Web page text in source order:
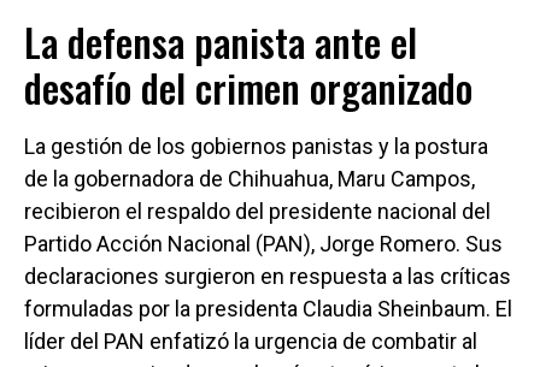
La defensa panista ante el
desafío del crimen organizado
La gestión de los gobiernos panistas y la postura
de la gobernadora de Chihuahua, Maru Campos,
recibieron el respaldo del presidente nacional del
Partido Acción Nacional (PAN), Jorge Romero. Sus
declaraciones surgieron en respuesta a las críticas
formuladas por la presidenta Claudia Sheinbaum. El
líder del PAN enfatizó la urgencia de combatir al